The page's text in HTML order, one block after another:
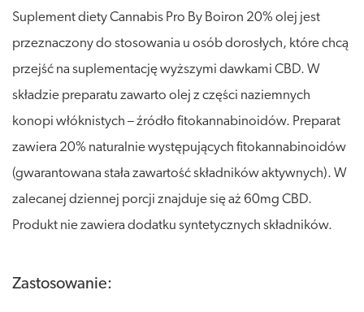
Suplement diety Cannabis Pro By Boiron 20% olej jest
przeznaczony do stosowania u osób dorosłych, które chcą
przejść na suplementację wyższymi dawkami CBD. W
składzie preparatu zawarto olej z części naziemnych
konopi włóknistych – źródło fitokannabinoidów. Preparat
zawiera 20% naturalnie występujących fitokannabinoidów
(gwarantowana stała zawartość składników aktywnych). W
zalecanej dziennej porcji znajduje się aż 60mg CBD.
Produkt nie zawiera dodatku syntetycznych składników.
Zastosowanie: